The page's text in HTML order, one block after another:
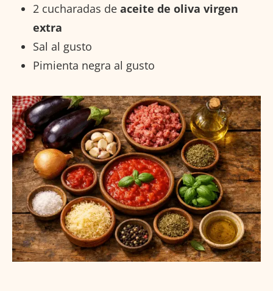
2 cucharadas de aceite de oliva virgen
extra
Sal al gusto
Pimienta negra al gusto